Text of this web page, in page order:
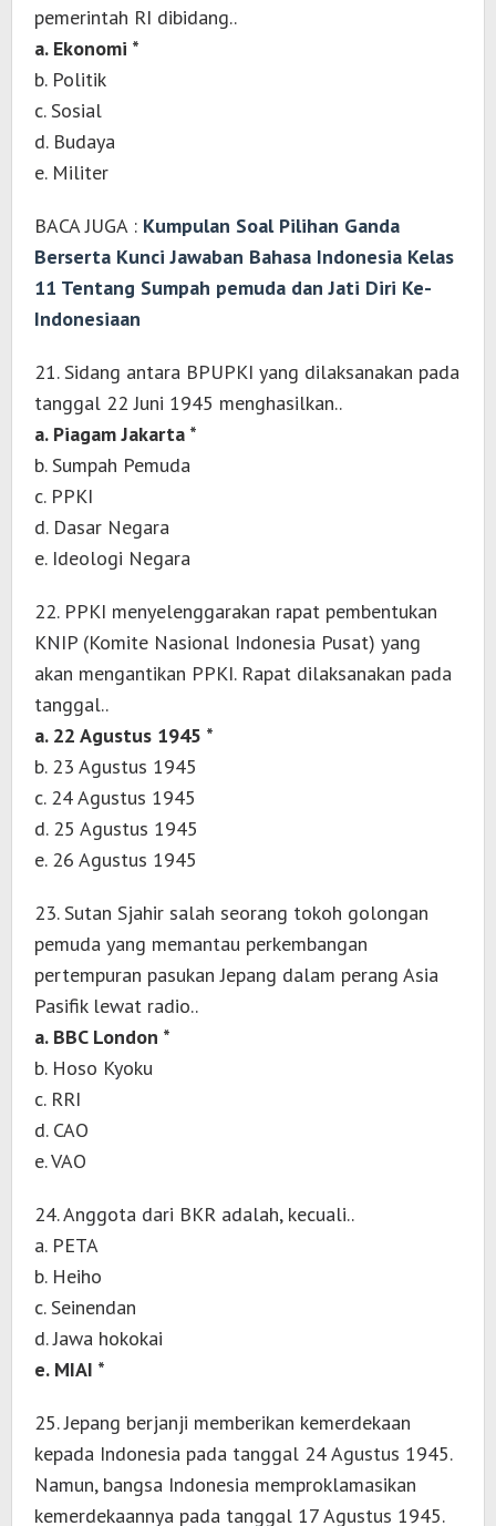
pemerintah RI dibidang..
a. Ekonomi *
b. Politik
c. Sosial
d. Budaya
e. Militer
BACA JUGA : Kumpulan Soal Pilihan Ganda
Berserta Kunci Jawaban Bahasa Indonesia Kelas
11 Tentang Sumpah pemuda dan Jati Diri Ke-
Indonesiaan
21. Sidang antara BPUPKI yang dilaksanakan pada
tanggal 22 Juni 1945 menghasilkan..
a. Piagam Jakarta *
b. Sumpah Pemuda
c. PPKI
d. Dasar Negara
e. Ideologi Negara
22. PPKI menyelenggarakan rapat pembentukan
KNIP (Komite Nasional Indonesia Pusat) yang
akan mengantikan PPKI. Rapat dilaksanakan pada
tanggal..
a. 22 Agustus 1945 *
b. 23 Agustus 1945
c. 24 Agustus 1945
d. 25 Agustus 1945
e. 26 Agustus 1945
23. Sutan Sjahir salah seorang tokoh golongan
pemuda yang memantau perkembangan
pertempuran pasukan Jepang dalam perang Asia
Pasifik lewat radio..
a. BBC London *
b. Hoso Kyoku
c. RRI
d. CAO
e. VAO
24. Anggota dari BKR adalah, kecuali..
a. PETA
b. Heiho
c. Seinendan
d. Jawa hokokai
e. MIAI *
25. Jepang berjanji memberikan kemerdekaan
kepada Indonesia pada tanggal 24 Agustus 1945.
Namun, bangsa Indonesia memproklamasikan
kemerdekaannya pada tanggal 17 Agustus 1945.